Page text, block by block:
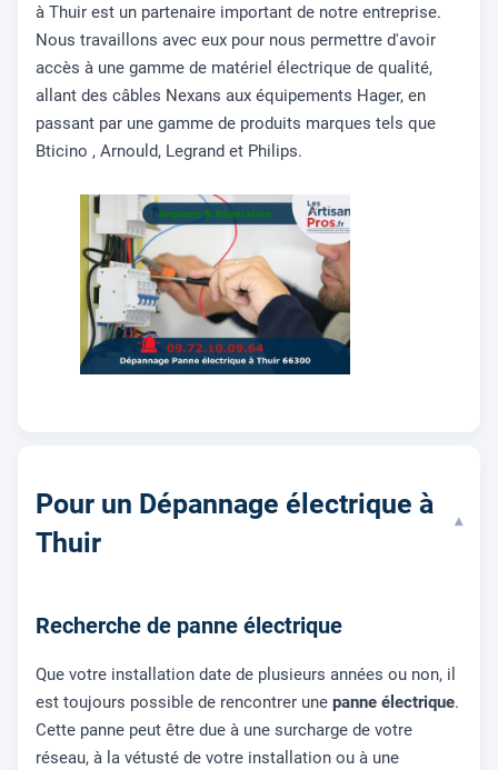
à Thuir est un partenaire important de notre entreprise.
Nous travaillons avec eux pour nous permettre d'avoir
accès à une gamme de matériel électrique de qualité,
allant des câbles Nexans aux équipements Hager, en
passant par une gamme de produits marques tels que
Bticino , Arnould, Legrand et Philips.
Pour un Dépannage électrique à
Thuir
▾
Recherche de panne électrique
Que votre installation date de plusieurs années ou non, il
est toujours possible de rencontrer une panne électrique.
Cette panne peut être due à une surcharge de votre
réseau, à la vétusté de votre installation ou à une